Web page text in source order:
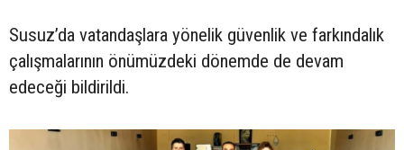
Susuz’da vatandaşlara yönelik güvenlik ve farkındalık
çalışmalarının önümüzdeki dönemde de devam
edeceği bildirildi.